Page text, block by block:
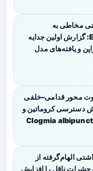
مخاطی به
Entamoeba dispar: گزارش اولین جدایه
و یافته‌های مدل
محور قدامی–خلفی
دسترسی کروماتین و
الهام‌گرفته از